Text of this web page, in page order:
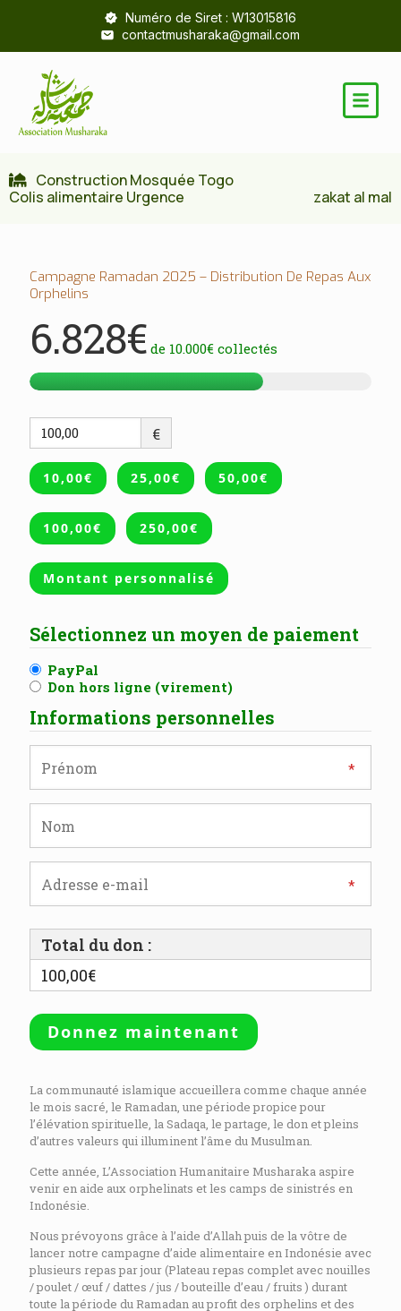
Numéro de Siret : W13015816
contactmusharaka@gmail.com
Construction Mosquée Togo
Colis alimentaire Urgence
zakat al mal
Campagne Ramadan 2025 – Distribution De Repas Aux
Orphelins
6.828€ de 10.000€ collectés
€
10,00€ 25,00€ 50,00€
100,00€ 250,00€
Montant personnalisé
Sélectionnez un moyen de paiement
PayPal
Don hors ligne (virement)
Informations personnelles
Total du don :
100,00€
La communauté islamique accueillera comme chaque année
le mois sacré, le Ramadan, une période propice pour
l’élévation spirituelle, la Sadaqa, le partage, le don et pleins
d’autres valeurs qui illuminent l’âme du Musulman.
Cette année, L’Association Humanitaire Musharaka aspire
venir en aide aux orphelinats et les camps de sinistrés en
Indonésie.
Nous prévoyons grâce à l’aide d’Allah puis de la vôtre de
lancer notre campagne d’aide alimentaire en Indonésie avec
plusieurs repas par jour (Plateau repas complet avec nouilles
/ poulet / œuf / dattes / jus / bouteille d’eau / fruits ) durant
toute la période du Ramadan au profit des orphelins et des